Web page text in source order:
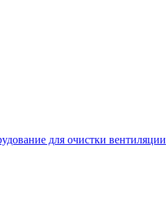
для очистки вентиляции